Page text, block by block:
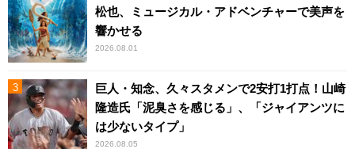
松也、ミュージカル・アドベンチャーで美声を
響かせる
2026.08.01
巨人・知念、久々スタメンで2安打1打点！山崎
隆造氏「泥臭さを感じる」、「ジャイアンツに
は少ないタイプ」
2026.08.05